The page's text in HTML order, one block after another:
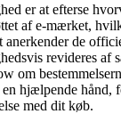
er at efterse
af e-mærket,
anerkender de
revideres af
om
hjælpende hånd,
med dit køb.